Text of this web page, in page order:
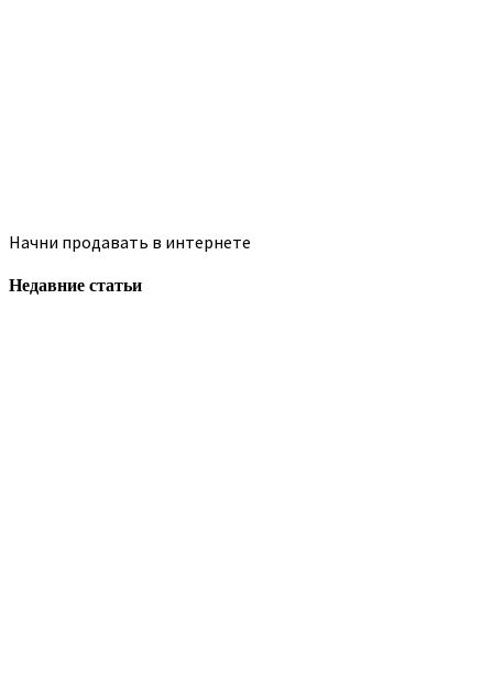
Начни продавать в интернете
Недавние статьи